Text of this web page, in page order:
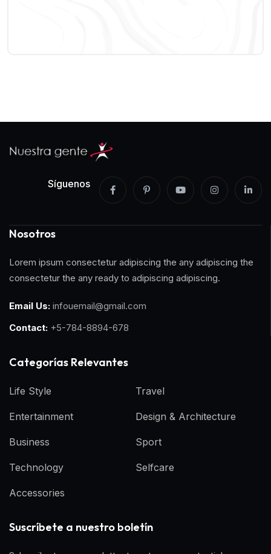
Síguenos
Nosotros
Lorem ipsum consectetur adipiscing the any adipiscing the
consectetur the any ready to adipiscing adipiscing.
Email Us: infouemail@gmail.com
Contact: +5-784-8894-678
Categorías Relevantes
Life Style
Entertainment
Business
Technology
Accessories
Travel
Design & Architecture
Sport
Selfcare
Suscríbete a nuestro boletín